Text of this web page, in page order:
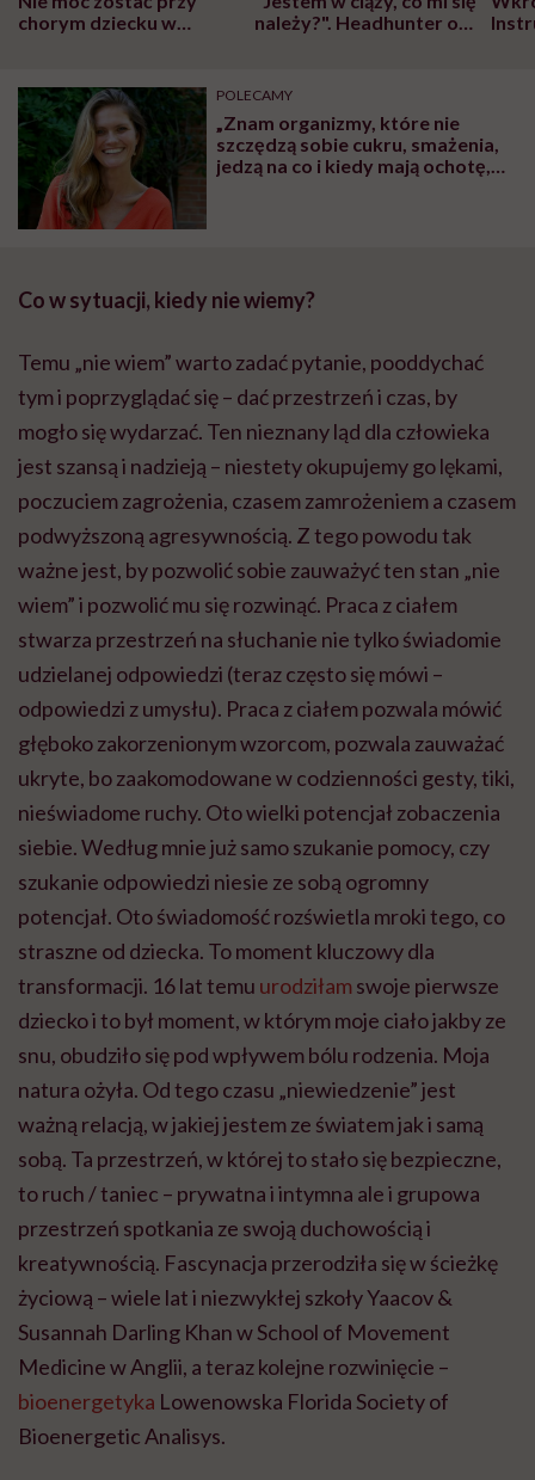
chorym dziecku w
może chyba tylko
głupota i brak
wyobraźni"
należy?". Headhunter o
pracy
POLECAMY
„Znam organizmy, które nie
szczędzą sobie cukru, smażenia,
jedzą na co i kiedy mają ochotę,
Co w sytuacji, kiedy nie wiemy?
Temu „nie wiem” warto zadać pytanie, pooddychać
tym i poprzyglądać się – dać przestrzeń i czas, by
mogło się wydarzać. Ten nieznany ląd dla człowieka
jest szansą i nadzieją – niestety okupujemy go lękami,
poczuciem zagrożenia, czasem zamrożeniem a czasem
podwyższoną agresywnością. Z tego powodu tak
ważne jest, by pozwolić sobie zauważyć ten stan „nie
wiem” i pozwolić mu się rozwinąć. Praca z ciałem
stwarza przestrzeń na słuchanie nie tylko świadomie
udzielanej odpowiedzi (teraz często się mówi –
odpowiedzi z umysłu). Praca z ciałem pozwala mówić
głęboko zakorzenionym wzorcom, pozwala zauważać
ukryte, bo zaakomodowane w codzienności gesty, tiki,
nieświadome ruchy. Oto wielki potencjał zobaczenia
siebie. Według mnie już samo szukanie pomocy, czy
szukanie odpowiedzi niesie ze sobą ogromny
potencjał. Oto świadomość rozświetla mroki tego, co
straszne od dziecka. To moment kluczowy dla
transformacji. 16 lat temu urodziłam swoje pierwsze
dziecko i to był moment, w którym moje ciało jakby ze
snu, obudziło się pod wpływem bólu rodzenia. Moja
natura ożyła. Od tego czasu „niewiedzenie” jest
ważną relacją, w jakiej jestem ze światem jak i samą
sobą. Ta przestrzeń, w której to stało się bezpieczne,
to ruch / taniec – prywatna i intymna ale i grupowa
przestrzeń spotkania ze swoją duchowością i
kreatywnością. Fascynacja przerodziła się w ścieżkę
życiową – wiele lat i niezwykłej szkoły Yaacov &
Susannah Darling Khan w School of Movement
Medicine w Anglii, a teraz kolejne rozwinięcie –
bioenergetyka Lowenowska Florida Society of
Bioenergetic Analisys.